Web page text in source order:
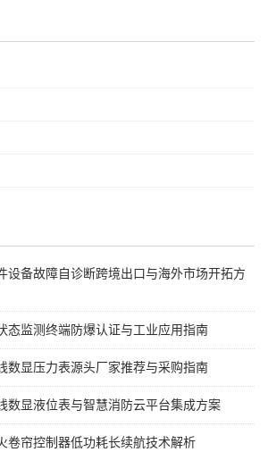
设备故障自诊断跨境出口与海外市场开拓方
态监测终端防爆认证与工业应用指南
数显压力表源头厂家推荐与采购指南
数显液位表与智慧消防云平台集成方案
卷帘控制器低功耗长续航技术解析